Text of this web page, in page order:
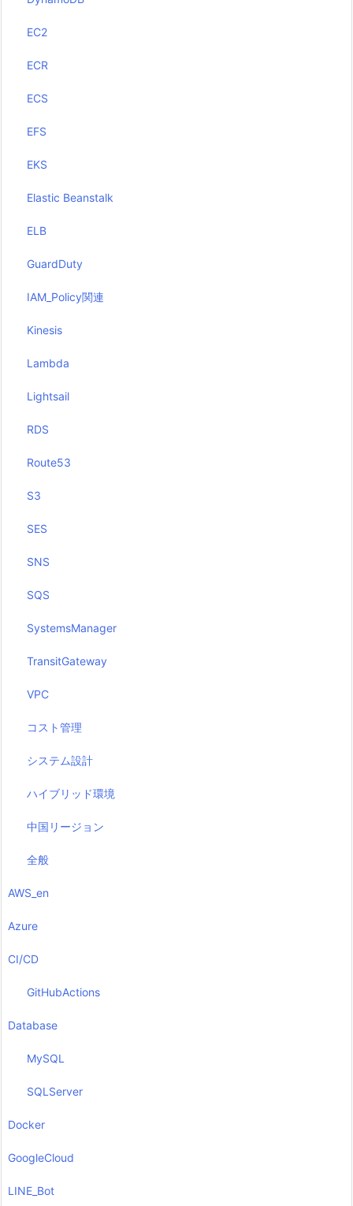
EC2
ECR
ECS
EFS
EKS
Elastic Beanstalk
ELB
GuardDuty
IAM_Policy関連
Kinesis
Lambda
Lightsail
RDS
Route53
S3
SES
SNS
SQS
SystemsManager
TransitGateway
VPC
コスト管理
システム設計
ハイブリッド環境
中国リージョン
全般
AWS_en
Azure
CI/CD
GitHubActions
Database
MySQL
SQLServer
Docker
GoogleCloud
LINE_Bot